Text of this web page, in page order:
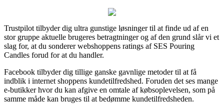
Trustpilot tilbyder dig ultra gunstige løsninger til at finde ud af en
stor gruppe aktuelle brugeres betragtninger og af den grund slår vi et
slag for, at du sonderer webshoppens ratings af SES Pouring
Candles forud for at du handler.
Facebook tilbyder dig tillige ganske gavnlige metoder til at få
indblik i internet shoppens kundetilfredshed. Foruden det ses mange
e-butikker hvor du kan afgive en omtale af købsoplevelsen, som på
samme måde kan bruges til at bedømme kundetilfredsheden.